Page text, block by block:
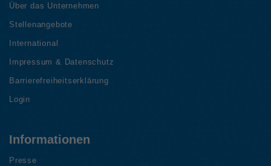
Über das Unternehmen
Stellenangebote
International
Impressum & Datenschutz
Barrierefreiheitserklärung
Login
Informationen
Presse